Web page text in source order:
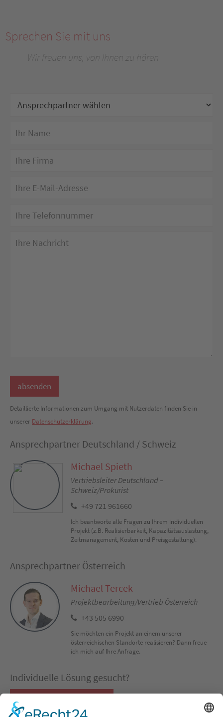
Sprechen Sie mit uns
Wir freuen uns, von Ihnen zu hören
Detaillierte Informationen zum Umgang mit Nutzerdaten finden Sie in
unserer Datenschutzerklärung.
Ansprechpartner Deutschland / Schweiz
Michael Spieth
Vertriebsleiter Deutschland –
Schweiz/Prokurist
+49 721 961660
Ich beantworte alle Fragen zu Ihrem individuellen
Projekt (z.B. Realisierbarkeit, Kapazitätsauslastung,
Zeitmanagement, Kosten und Preisgestaltung).
Ansprechpartner Österreich
Michael Tercek
Projektbearbeitung/Vertrieb Österreich
+43 505 6990
Sie möchten ein Projekt an einem unserer
österreichischen Standorte realisieren? Dann freue
ich mich auf Ihre Anfrage.
Individuelle Lösung gesucht?
Co-Packing Konfigurator